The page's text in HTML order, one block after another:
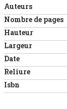
Auteurs
Nombre de pages
Hauteur
Largeur
Date
Reliure
Isbn